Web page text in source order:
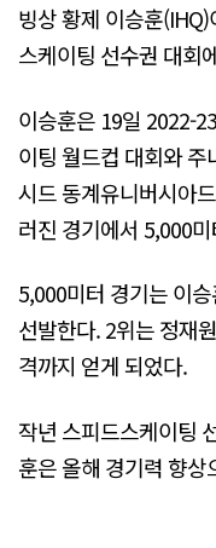
빙상 황제 이승훈
스케이팅 선수권 대회
이승훈은 19일 2022-
이팅 월드컵 대회와
시드 동계유니버시아
러진 경기에서 5,000
5,000미터 경기는 이
선발한다. 2위는 정재
격까지 얻게 되었다.
작년 스피드스케이팅
훈은 올해 경기력 향